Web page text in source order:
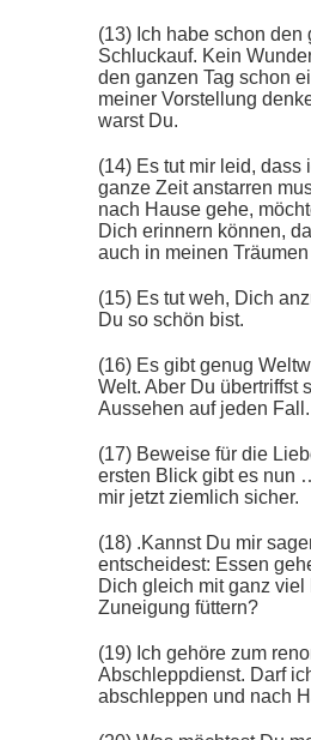
(13) Ich habe schon den
Schluckauf. Kein
den ganzen Tag schon
meiner Vorstellung
warst Du.
(14) Es tut mir leid, dass
ganze Zeit anstarren
nach Hause gehe,
Dich erinnern können,
auch in meinen
(15) Es tut weh, Dich
Du so schön bist.
(16) Es gibt genug
Welt. Aber Du übertriffst
Aussehen auf jeden Fall.
(17) Beweise für die
ersten Blick gibt es nun
mir jetzt ziemlich sicher.
(18) .Kannst Du mir
entscheidest: Essen
Dich gleich mit ganz viel
Zuneigung füttern?
(19) Ich gehöre zum
Abschleppdienst. Darf
abschleppen und nach